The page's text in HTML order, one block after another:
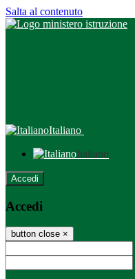
Salta al contenuto
Italiano
Italiano
Accedi
Accedi
button close ×